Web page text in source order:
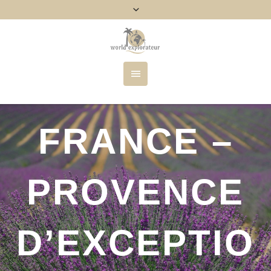
FRANCE –
PROVENCE
D’EXCEPTIO